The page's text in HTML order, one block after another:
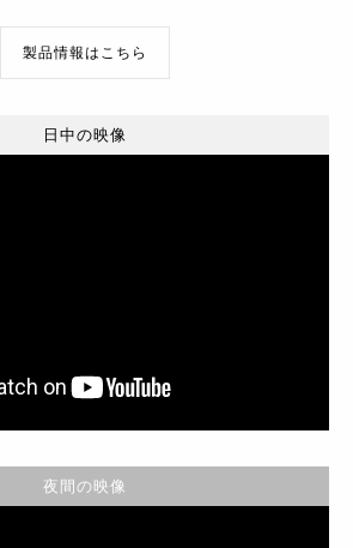
製品情報はこちら
日中の映像
夜間の映像